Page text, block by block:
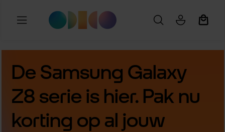
Ga naar de hoofdinhoud
De Samsung Galaxy
Z8 serie is hier. Pak nu
korting op al jouw